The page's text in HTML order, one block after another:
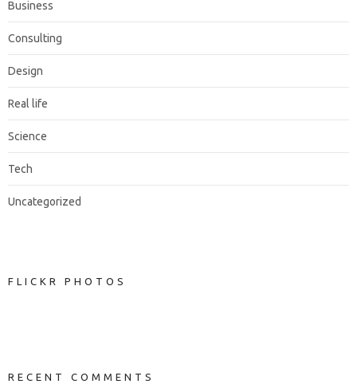
Business
Consulting
Design
Real life
Science
Tech
Uncategorized
FLICKR PHOTOS
RECENT COMMENTS